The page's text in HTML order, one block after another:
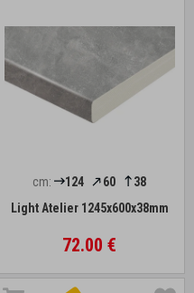
cm: 124 60
38
Light Atelier 1245x600x38mm
72.00 €